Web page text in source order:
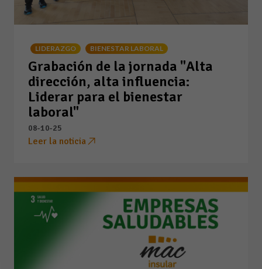
LIDERAZGO BIENESTAR LABORAL
Grabación de la jornada "Alta
dirección, alta influencia:
Liderar para el bienestar
laboral"
08-10-25
Leer la noticia